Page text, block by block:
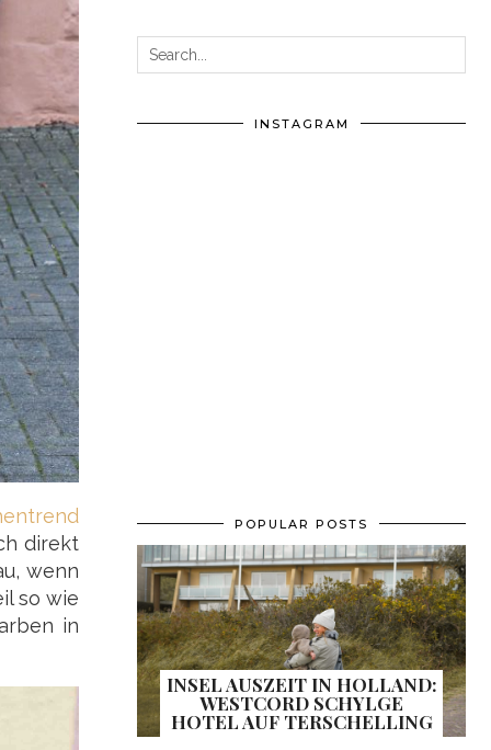
direkt
wenn
so wie
in
INSTAGRAM
POPULAR POSTS
INSEL AUSZEIT IN HOLLAND:
WESTCORD SCHYLGE
HOTEL AUF TERSCHELLING